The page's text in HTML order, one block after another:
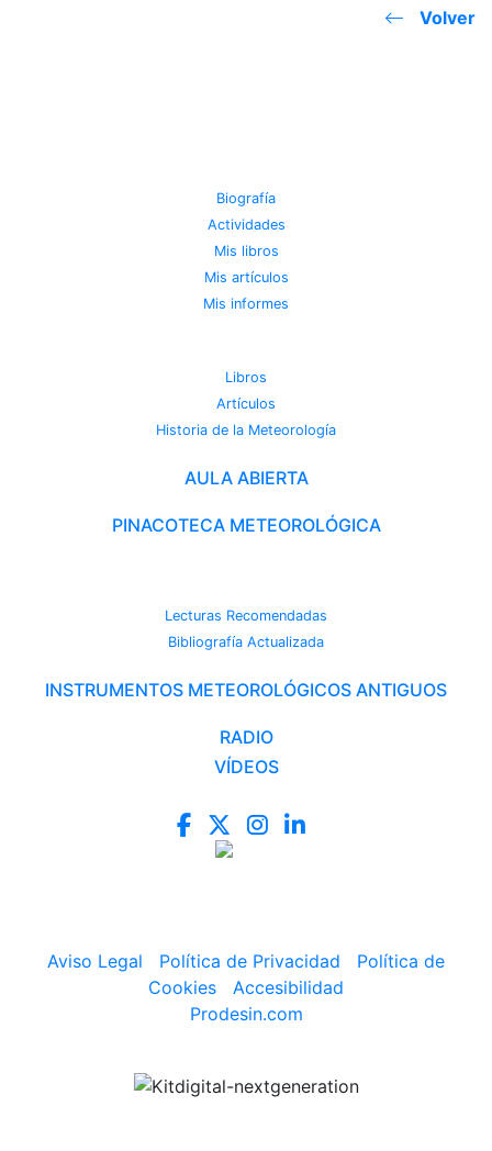
Volver
Biografía
Actividades
Mis libros
Mis artículos
Mis informes
Libros
Artículos
Historia de la Meteorología
AULA ABIERTA
PINACOTECA METEOROLÓGICA
Lecturas Recomendadas
Bibliografía Actualizada
INSTRUMENTOS METEOROLÓGICOS ANTIGUOS
RADIO
VÍDEOS
Aviso Legal Política de Privacidad
Política de
Cookies
Accesibilidad
Prodesin.com